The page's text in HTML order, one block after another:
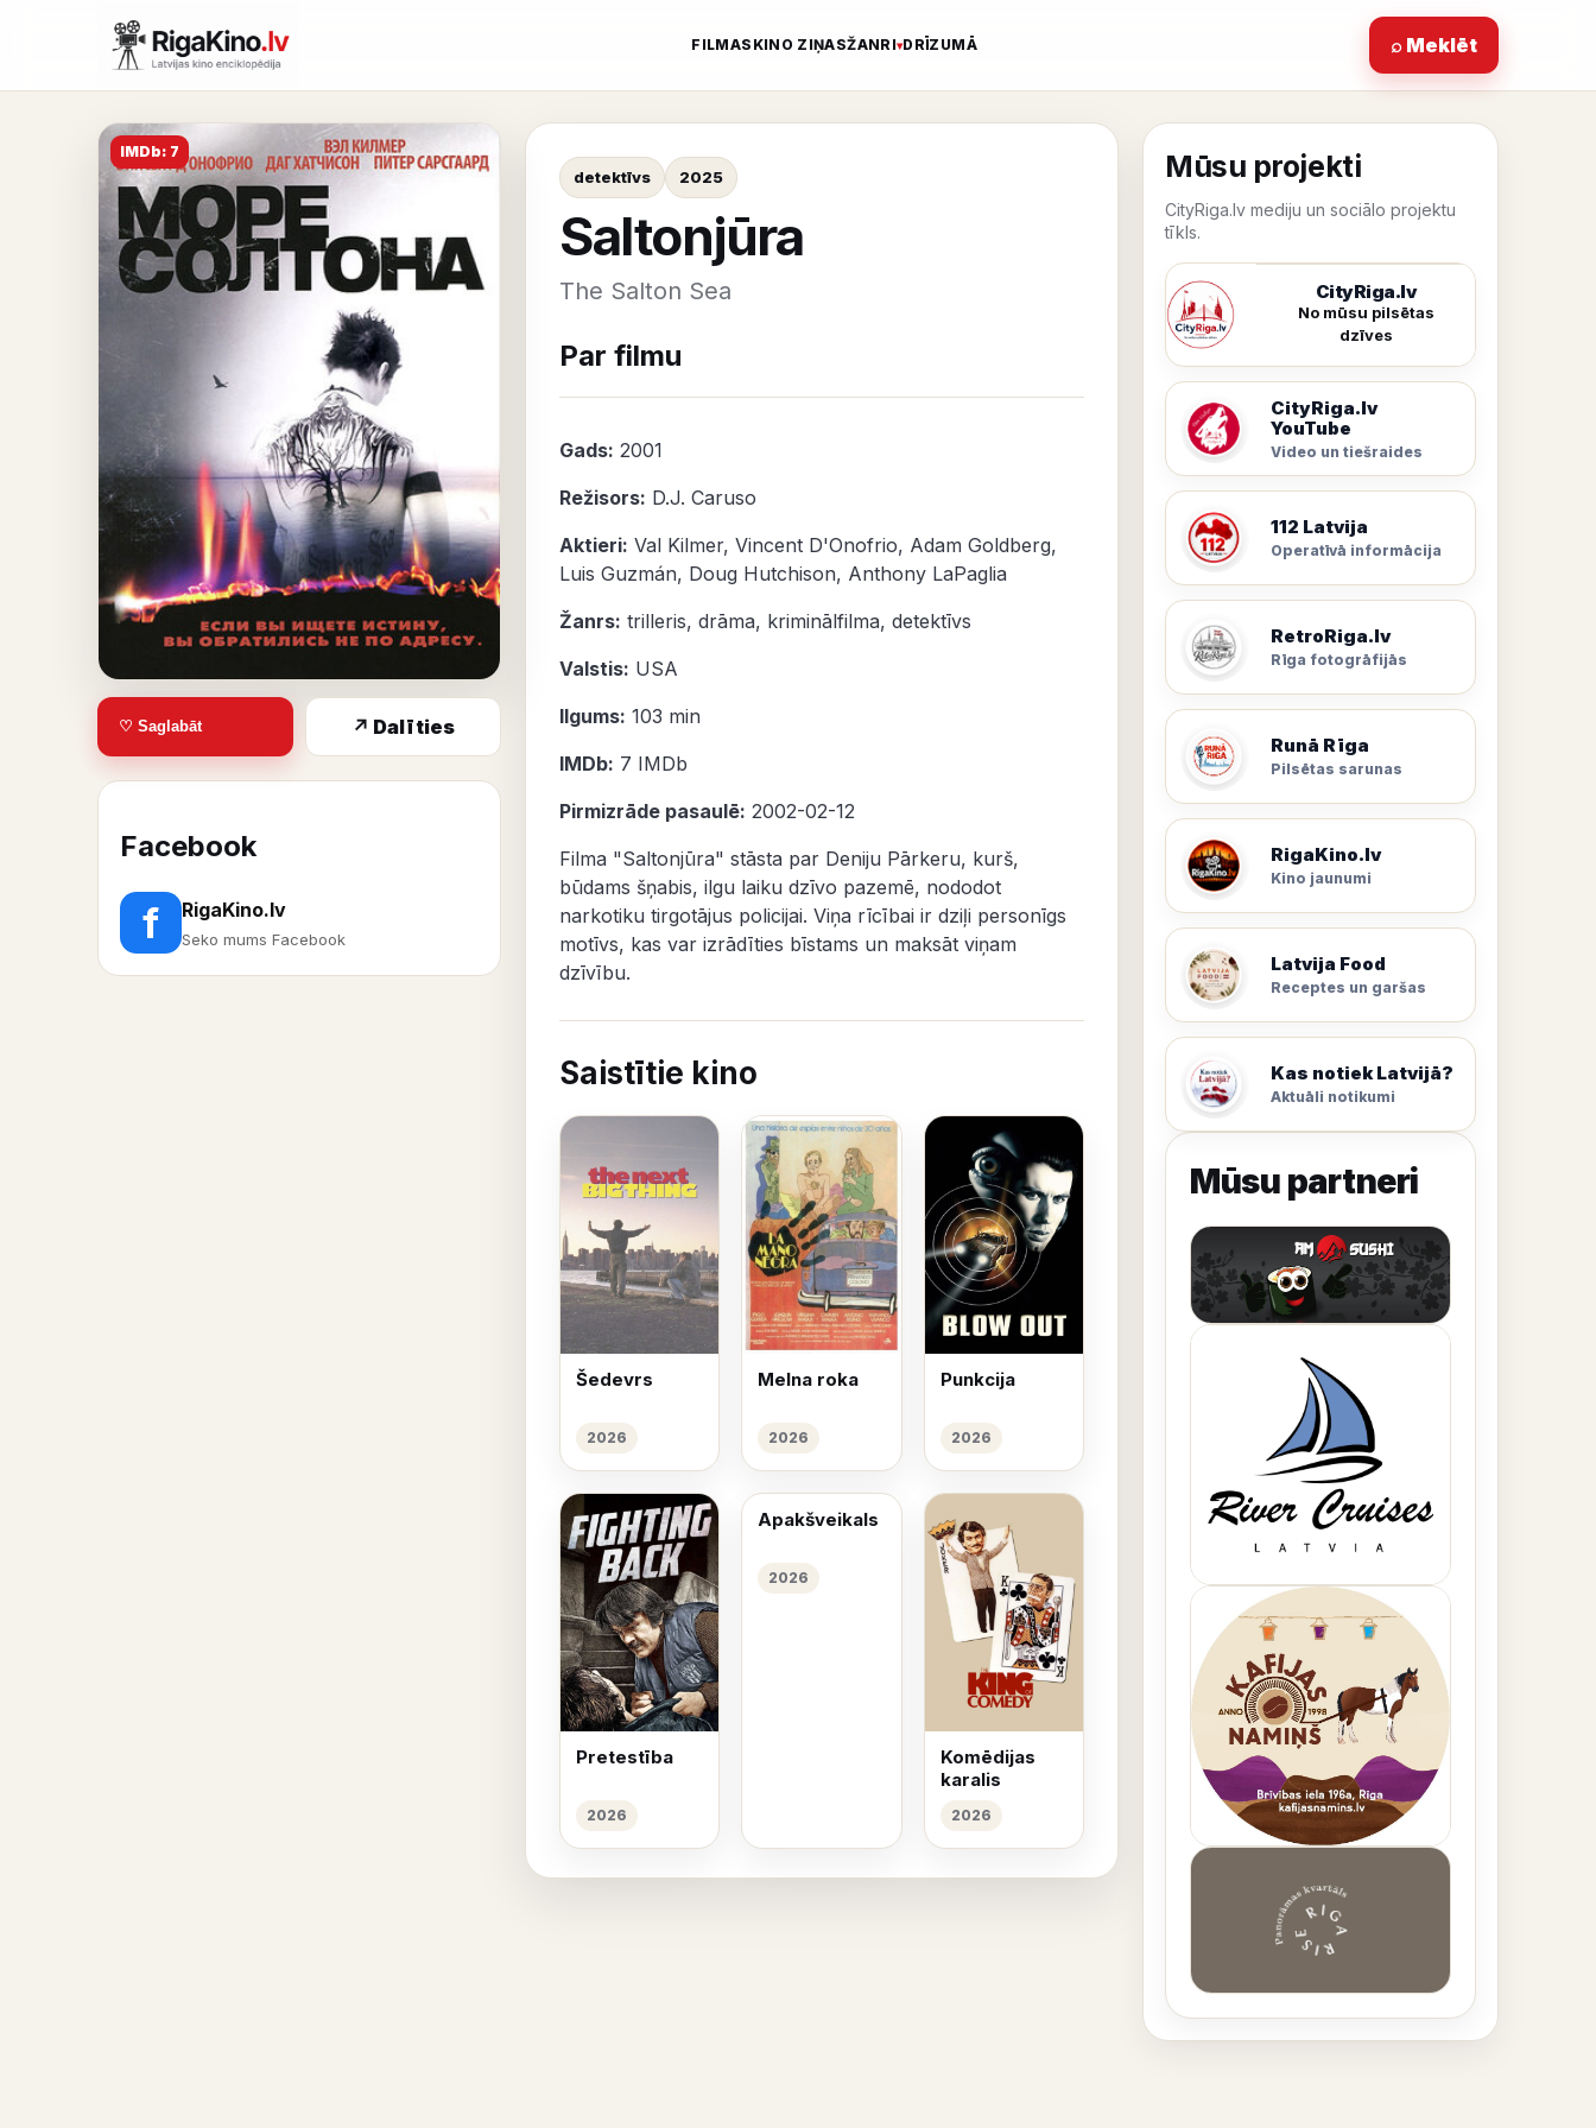
FILMAS KINO ZIŅASŽANRI DRĪZUMĀ ⌕ Meklēt
IMDb: 7
♡ Saglabāt ↗ Dalīties
Facebook
f RigaKino.lv
Seko mums Facebook
detektīvs 2025
Saltonjūra
The Salton Sea
Par filmu
Gads: 2001
Režisors: D.J. Caruso
Aktieri: Val Kilmer, Vincent D'Onofrio, Adam Goldberg,
Luis Guzmán, Doug Hutchison, Anthony LaPaglia
Žanrs: trilleris, drāma, kriminālfilma, detektīvs
Valstis: USA
Ilgums: 103 min
IMDb: 7 IMDb
Pirmizrāde pasaulē: 2002-02-12
Filma "Saltonjūra" stāsta par Deniju Pārkeru, kurš,
būdams šņabis, ilgu laiku dzīvo pazemē, nododot
narkotiku tirgotājus policijai. Viņa rīcībai ir dziļi personīgs
motīvs, kas var izrādīties bīstams un maksāt viņam
dzīvību.
Saistītie kino
Šedevrs
2026
Melna roka
2026
Punkcija
2026
Pretestība
2026
Apakšveikals
2026
Komēdijas
karalis
2026
Mūsu projekti
CityRiga.lv mediju un sociālo projektu
tīkls.
CityRiga.lv
No mūsu pilsētas
dzīves
CityRiga.lv
YouTube
Video un tiešraides
112 Latvija
Operatīvā informācija
RetroRiga.lv
Rīga fotogrāfijās
Runā Rīga
Pilsētas sarunas
RigaKino.lv
Kino jaunumi
Latvija Food
Receptes un garšas
Kas notiek Latvijā?
Aktuāli notikumi
Mūsu partneri